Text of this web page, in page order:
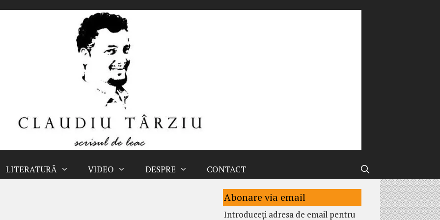
LITERATURĂ VIDEO DESPRE CONTACT
Abonare via email
Introduceți adresa de email pentru